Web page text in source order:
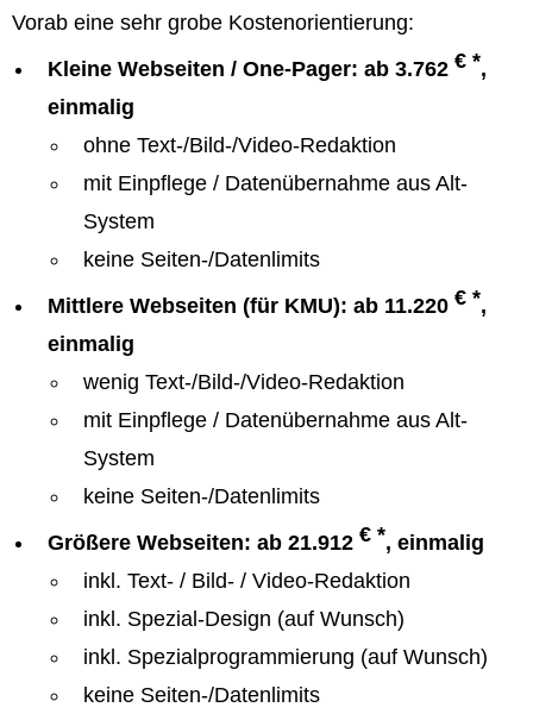
Vorab eine sehr grobe Kostenorientierung:
Kleine Webseiten / One-Pager: ab 3.762 € *,
einmalig
ohne Text-/Bild-/Video-Redaktion
mit Einpflege / Datenübernahme aus Alt-
System
keine Seiten-/Datenlimits
Mittlere Webseiten (für KMU): ab 11.220 € *,
einmalig
wenig Text-/Bild-/Video-Redaktion
mit Einpflege / Datenübernahme aus Alt-
System
keine Seiten-/Datenlimits
Größere Webseiten: ab 21.912 € *, einmalig
inkl. Text- / Bild- / Video-Redaktion
inkl. Spezial-Design (auf Wunsch)
inkl. Spezialprogrammierung (auf Wunsch)
keine Seiten-/Datenlimits